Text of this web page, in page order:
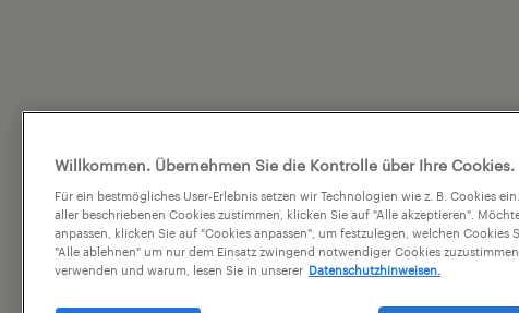
Willkommen. Übernehmen Sie die Kontrolle über Ihre Cookies.
Für ein bestmögliches User-Erlebnis setzen wir Technologien wie z. B. Cookies
aller beschriebenen Cookies zustimmen, klicken Sie auf "Alle akzeptieren".
anpassen, klicken Sie auf "Cookies anpassen", um festzulegen, welchen Cookies
"Alle ablehnen" um nur dem Einsatz zwingend notwendiger Cookies
verwenden und warum, lesen Sie in unserer Datenschutzhinweisen.